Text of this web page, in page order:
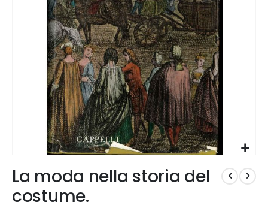
all'inizio
della
galleria
La moda nella storia del
costume.